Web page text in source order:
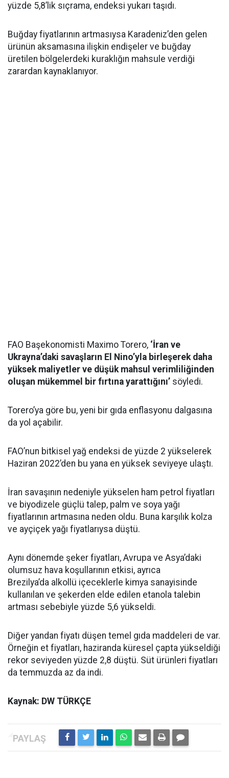
yüzde 5,8’lik sıçrama, endeksi yukarı taşıdı.
Buğday fiyatlarının artmasıysa Karadeniz’den gelen
ürünün aksamasına ilişkin endişeler ve buğday
üretilen bölgelerdeki kuraklığın mahsule verdiği
zarardan kaynaklanıyor.
FAO Başekonomisti Maximo Torero, ‘İran ve
Ukrayna’daki savaşların El Nino’yla birleşerek daha
yüksek maliyetler ve düşük mahsul verimliliğinden
oluşan mükemmel bir fırtına yarattığını’ söyledi.
Torero’ya göre bu, yeni bir gıda enflasyonu dalgasına
da yol açabilir.
FAO’nun bitkisel yağ endeksi de yüzde 2 yükselerek
Haziran 2022’den bu yana en yüksek seviyeye ulaştı.
İran savaşının nedeniyle yükselen ham petrol fiyatları
ve biyodizele güçlü talep, palm ve soya yağı
fiyatlarının artmasına neden oldu. Buna karşılık kolza
ve ayçiçek yağı fiyatlarıysa düştü.
Aynı dönemde şeker fiyatları, Avrupa ve Asya’daki
olumsuz hava koşullarının etkisi, ayrıca
Brezilya’da alkollü içeceklerle kimya sanayisinde
kullanılan ve şekerden elde edilen etanola talebin
artması sebebiyle yüzde 5,6 yükseldi.
Diğer yandan fiyatı düşen temel gıda maddeleri de var.
Örneğin et fiyatları, haziranda küresel çapta yükseldiği
rekor seviyeden yüzde 2,8 düştü. Süt ürünleri fiyatları
da temmuzda az da indi.
Kaynak: DW TÜRKÇE